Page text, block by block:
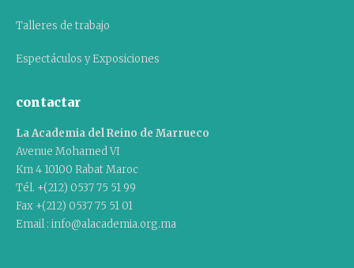
Talleres de trabajo
Espectáculos y Exposiciones
contactar
La Academia del Reino de Marrueco
Avenue Mohamed VI
Km 4 10100 Rabat Maroc
Tél. +(212) 0537 75 51 99
Fax +(212) 0537 75 51 01
Email : info@alacademia.org.ma